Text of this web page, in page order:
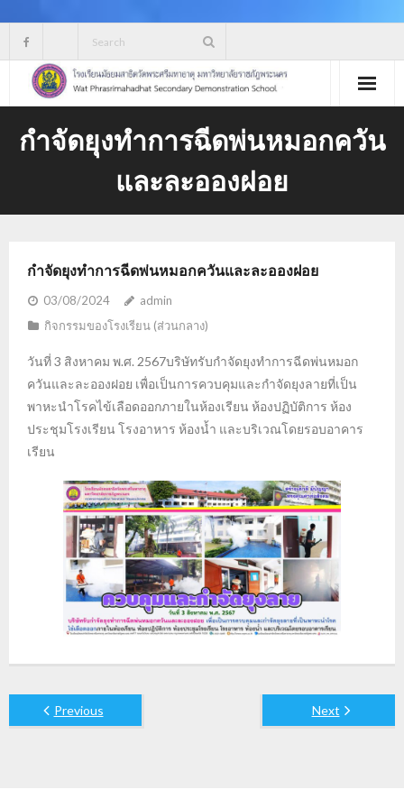
content
กำจัดยุงทำการฉีดพ่นหมอกควัน
และละอองฝอย
กำจัดยุงทำการฉีดพ่นหมอกควันและละอองฝอย
03/08/2024
admin
กิจกรรมของโรงเรียน (ส่วนกลาง)
วันที่ 3 สิงหาคม พ.ศ. 2567บริษัทรับกำจัดยุงทำการฉีดพ่นหมอก
ควันและละอองฝอย เพื่อเป็นการควบคุมและกำจัดยุงลายที่เป็น
พาหะนำโรคไข้เลือดออกภายในห้องเรียน ห้องปฏิบัติการ ห้อง
ประชุมโรงเรียน โรงอาหาร ห้องน้ำ และบริเวณโดยรอบอาคาร
เรียน
Previous Next